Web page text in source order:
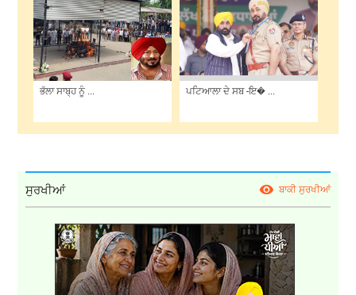
ਭੱਲਾ ਸਾਬ੍ਹ ਨੂੰ ... ਪਟਿਆਲਾ ਦੇ ਸਬ -ਇ� ...
ਸੁਰਖੀਆਂ ਬਾਕੀ ਸੁਰਖੀਆਂ